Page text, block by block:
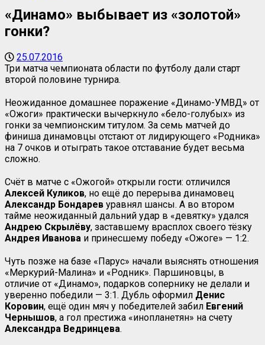
«Динамо» выбывает из «золотой»
гонки?
25.07.2016
Три матча чемпионата области по футболу дали старт
второй половине турнира.
Неожиданное домашнее поражение «Динамо-УМВД» от
«Ожоги» практически вычеркнуло «бело-голубых» из
гонки за чемпионским титулом. За семь матчей до
финиша динамовцы отстают от лидирующего «Родника»
на 7 очков и отыграть такое отставание будет весьма
сложно.
Счёт в матче с «Ожогой» открыли гости: отличился
Алексей Куликов, но ещё до перерыва динамовец
Александр Бондарев уравнял шансы. А во втором
тайме неожиданный дальний удар в «девятку» удался
Андрею Скрылёву, заставшему врасплох своего тёзку
Андрея Иванова и принесшему победу «Ожоге» — 1:2.
Чуть позже на базе «Парус» начали выяснять отношения
«Меркурий-Малина» и «Родник». Паршиновцы, в
отличие от «Динамо», подарков сопернику не делали и
уверенно победили — 3:1. Дубль оформил Денис
Коровин, ещё один мяч у победителей забил Евгений
Чернышов, а гол престижа «инопланетян» на счету
Александра Ведринцева.